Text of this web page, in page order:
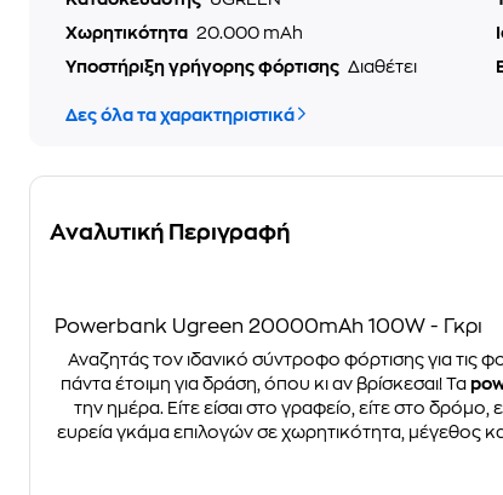
Χωρητικότητα 20.000 mAh
Υποστήριξη γρήγορης φόρτισης Διαθέτει
Δες όλα τα χαρακτηριστικά
Αναλυτική Περιγραφή
Powerbank Ugreen 20000mAh 100W - Γκρι
Αναζητάς τον ιδανικό σύντροφο φόρτισης για τις
πάντα έτοιμη για δράση, όπου κι αν βρίσκεσαι! Τα
την ημέρα. Είτε είσαι στο γραφείο, είτε στο δρόμο,
ευρεία γκάμα επιλογών σε χωρητικότητα, μέγεθος